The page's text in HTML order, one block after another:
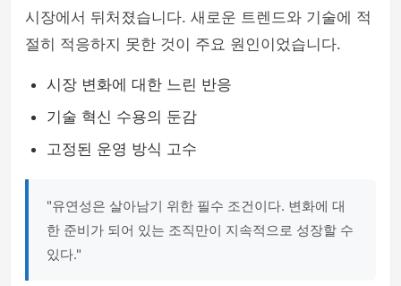
시장에서 뒤처졌습니다. 새로운 트렌드와 기술에 적
절히 적응하지 못한 것이 주요 원인이었습니다.
시장 변화에 대한 느린 반응
기술 혁신 수용의 둔감
고정된 운영 방식 고수
"유연성은 살아남기 위한 필수 조건이다. 변화에 대
한 준비가 되어 있는 조직만이 지속적으로 성장할 수
있다."